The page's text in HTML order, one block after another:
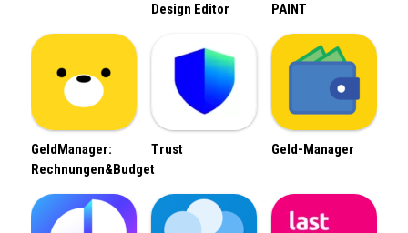
Design Editor
PAINT
GeldManager:
Rechnungen&Budget
Trust Geld-Manager